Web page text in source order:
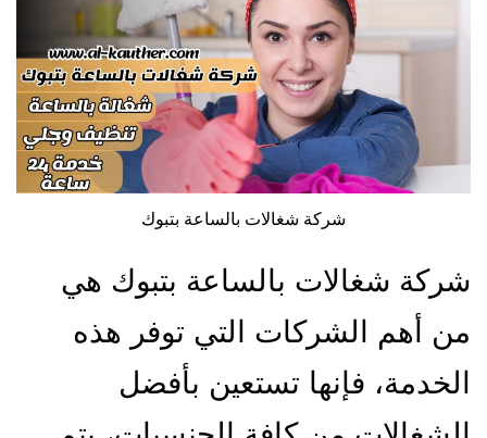
شركة شغالات بالساعة بتبوك
شركة شغالات بالساعة بتبوك هي
من أهم الشركات التي توفر هذه
الخدمة، فإنها تستعين بأفضل